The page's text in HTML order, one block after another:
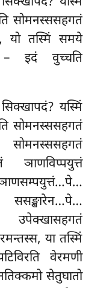
सोमनस्ससहगतं
यो तस्मिं समये
– इदं वुच्चति
यस्मिं
सोमनस्ससहगतं
ञाणविप्पयुत्तं
उपेक्खासहगतं
या तस्मिं
वेरमणी
सेतुघातो